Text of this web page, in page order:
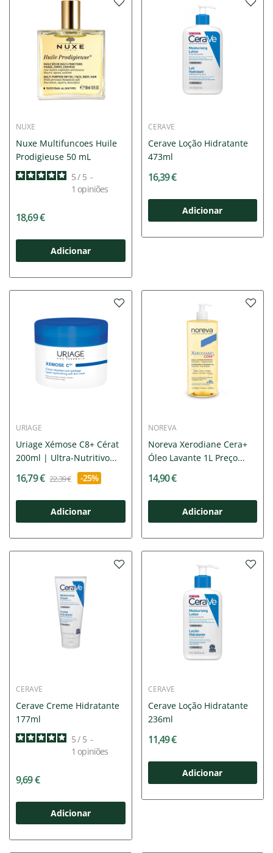
NUXE
Nuxe Multifuncoes Huile
Prodigieuse 50 mL
5/ 5 -
1 opiniões
18,69 €
Adicionar
CERAVE
Cerave Loção Hidratante
473ml
16,39 €
Adicionar
URIAGE
Uriage Xémose C8+ Cérat
200ml | Ultra-Nutritivo...
16,79 € 22,39 € -25%
Adicionar
NOREVA
Noreva Xerodiane Cera+
Óleo Lavante 1L Preço...
14,90 €
Adicionar
CERAVE
Cerave Creme Hidratante
177ml
5/ 5 -
1 opiniões
9,69 €
Adicionar
CERAVE
Cerave Loção Hidratante
236ml
11,49 €
Adicionar